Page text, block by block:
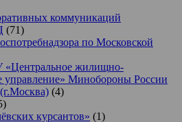
коммуникаций
(71)
по Московской
жилищно-
управление» Минобороны России
(4)
курсантов» (1)